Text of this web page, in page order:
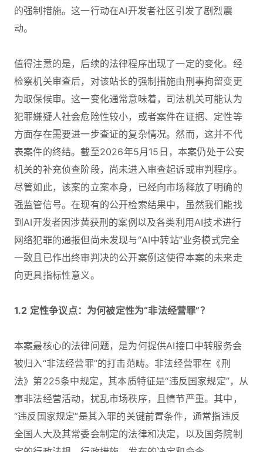
的强制措施。这一行动在AI开发者社区引发了剧烈震
动。
值得注意的是，后续的法律程序出现了一定的变化。经
检察机关审查后，对该站长的强制措施由刑事拘留变更
为取保候审。这一变化通常意味着，司法机关可能认为
犯罪嫌疑人社会危险性较小，或者案件在证据、定性等
方面存在需要进一步查证的复杂情况。然而，这并不代
表案件的终结。截至2026年5月15日，本案仍处于公安
机关的补充侦查阶段，尚未进入审查起诉或审判程序。
尽管如此，该案的立案本身，已经向市场释放了明确的
强监管信号。在现有的公开检索结果中，虽然我们能找
到AI开发者因涉黄获刑的案例以及各类利用AI技术进行
网络犯罪的通报但尚未发现与“AI中转站”业务模式完全
一致且已作出终审判决的公开案例这使得本案的未来走
向更具指标性意义。
1.2 定性争议点：为何被定性为“非法经营罪”？
本案最核心的法律问题，是为何提供AI接口中转服务会
被归入“非法经营罪”的打击范畴。非法经营罪在《刑
法》第225条中规定，其本质特征是“违反国家规定”，从
事非法经营活动，扰乱市场秩序，且情节严重。其中，
“违反国家规定”是其入罪的关键前置条件，通常指违反
全国人大及其常委会制定的法律和决定，以及国务院制